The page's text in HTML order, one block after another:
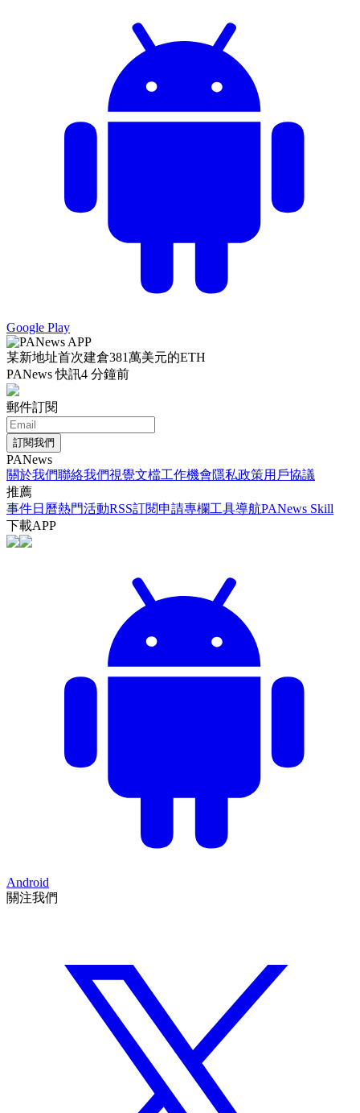
Google Play
某新地址首次建倉381萬美元的ETH
PANews 快訊4 分鐘前
郵件訂閱
訂閱我們
PANews
關於我們聯絡我們視覺文檔工作機會隱私政策用戶協議
推薦
事件日曆熱門活動RSS訂閱申請專欄工具導航PANews Skill
下載APP
Android
關注我們